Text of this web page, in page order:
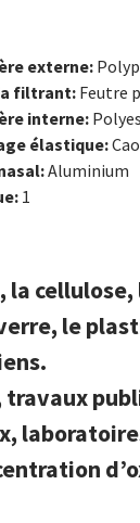
externe:
filtrant: Feutre
interne:
élastique:
Aluminium
1
le